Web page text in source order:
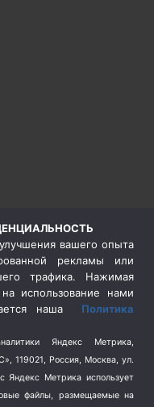
вашего опыта
рекламы или
трафика. Нажимая
использование нами
наша Политика
Яндекс Метрика,
119021, Россия, Москва, ул.
Метрика использует
файлы, размещаемые на